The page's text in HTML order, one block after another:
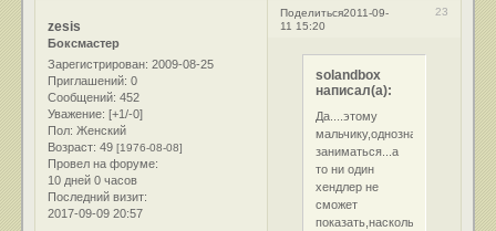
Поделиться 23
2011-09-
11 15:20
zesis
Боксмастер
Зарегистрирован: 2009-08-25
Приглашений: 0
Сообщений: 452
Уважение: [+1/-0]
Пол: Женский
Возраст: 49[1976-08-08]
Провел на форуме:
10 дней 0 часов
Последний визит:
2017-09-09 20:57
solandbox
написал(а):
Да....этому
мальчику,однозначно,надо
заниматься...а
то ни один
хендлер не
сможет
показать,насколько